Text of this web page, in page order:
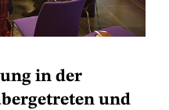
in der
und